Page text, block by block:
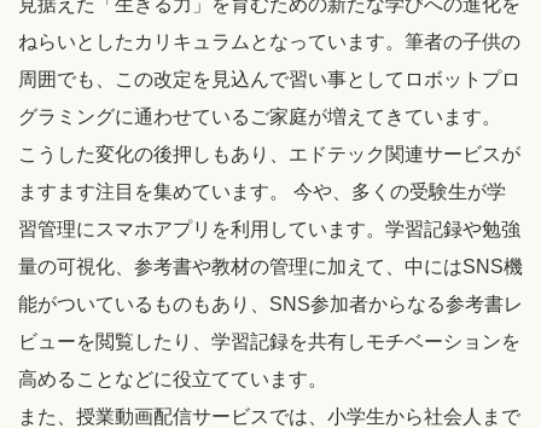
ねらいとしたカリキュラムとなっています。筆者の子供の
周囲でも、この改定を見込んで習い事としてロボットプロ
グラミングに通わせているご家庭が増えてきています。
こうした変化の後押しもあり、エドテック関連サービスが
ますます注目を集めています。 今や、多くの受験生が学
習管理にスマホアプリを利用しています。学習記録や勉強
量の可視化、参考書や教材の管理に加えて、中にはSNS機
能がついているものもあり、SNS参加者からなる参考書レ
ビューを閲覧したり、学習記録を共有しモチベーションを
高めることなどに役立てています。
また、授業動画配信サービスでは、小学生から社会人まで